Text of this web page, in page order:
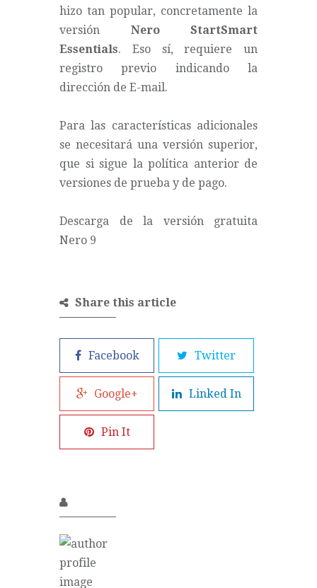
hizo tan popular, concretamente la
versión Nero StartSmart
Essentials. Eso sí, requiere un
registro previo indicando la
dirección de E-mail.
Para las características adicionales
se necesitará una versión superior,
que si sigue la política anterior de
versiones de prueba y de pago.
Descarga de la versión gratuita
Nero 9
Share this article
Facebook Twitter
Google+ Linked In
Pin It